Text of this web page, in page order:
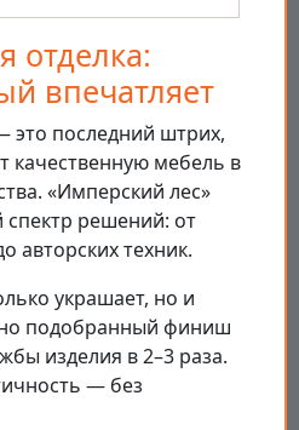
отделка:
впечатляет
последний штрих,
качественную мебель в
«Имперский лес»
спектр решений: от
авторских техник.
украшает, но и
подобранный финиш
изделия в 2–3 раза.
— без